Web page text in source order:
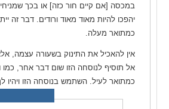
במכסה [אם קיים חור כזה] או בכך
יהפכו להיות מאוד מאוד ורודים. דבר זה
כמתואר מעלה.
אין להאכיל את התינוק בשעורה עצמה,
אל תוסיף לנוסחה הזו שום דבר אחר, כמו
כמתואר לעיל. השתמש בנוסחה הזו ויהיו